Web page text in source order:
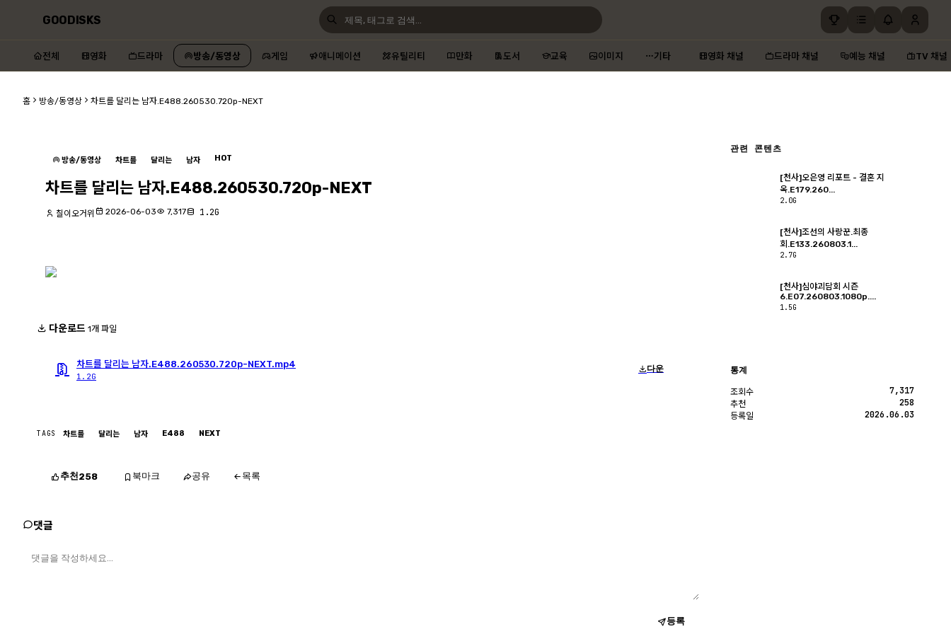
GOODISKS
전체 영화 드라마 방송/동영상 게임 애니메이션 유틸리티 만화 도서 교육 이미지 기타 영화 채널 드라마 채널 예능 채널 TV 채널
홈 방송/동영상 차트를 달리는 남자.E488.260530.720p-NEXT
방송/동영상 차트를 달리는 남자 HOT
차트를 달리는 남자.E488.260530.720p-NEXT
칠이오거위 2026-06-03 7,317 1.2G
다운로드 1개 파일
차트를 달리는 남자.E488.260530.720p-NEXT.mp4
1.2G
다운
TAGS 차트를 달리는 남자 E488 NEXT
추천258 북마크 공유 목록
댓글
등록
관련 콘텐츠
[천사]오은영 리포트 - 결혼 지
옥.E179.260...
2.0G
[천사]조선의 사랑꾼.최종
회.E133.260803.1...
2.7G
[천사]심야괴담회 시즌
6.E07.260803.1080p....
1.5G
통계
조회수 7,317
추천 258
등록일 2026.06.03